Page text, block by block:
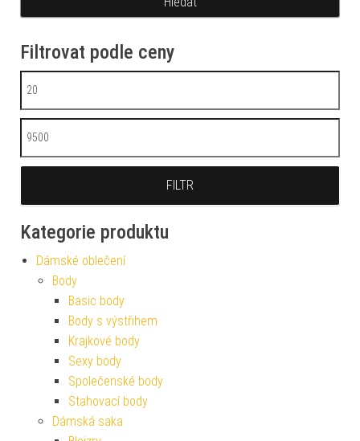
Filtrovat podle ceny
Minimální cena
Maximální cena
FILTR
Kategorie produktu
Dámské oblečení
Body
Basic body
Body s výstřihem
Krajkové body
Sexy body
Společenské body
Stahovací body
Dámská saka